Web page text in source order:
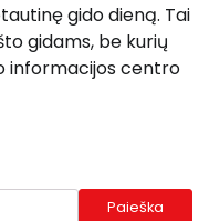
gido dieną. Tai
gidams, be kurių
informacijos centro
Paieška